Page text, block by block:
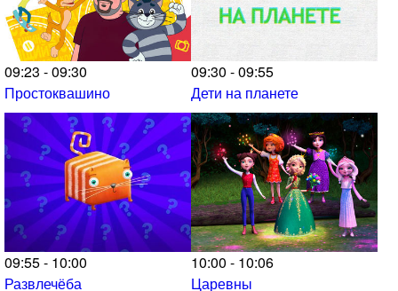
09:23 - 09:30
Простоквашино
09:30 - 09:55
Дети на планете
09:55 - 10:00
Развлечёба
10:00 - 10:06
Царевны